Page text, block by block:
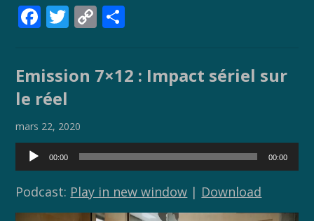
F
e
b
o
o
k
T
er
C
y
k
g
Emission 7×12 : Impact sériel sur
le réel
mars 22, 2020
Lecteur
audio
00:00 00:00
Podcast: Play in new window | Download